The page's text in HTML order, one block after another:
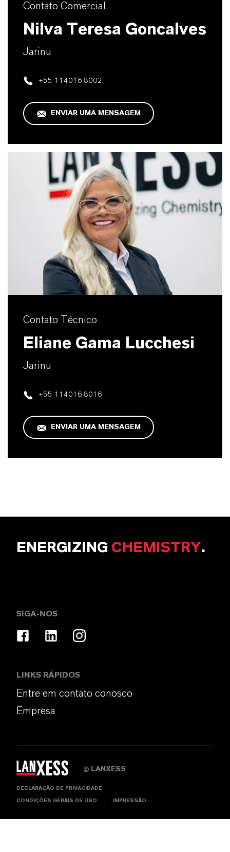
Contato Comercial
Nilva Teresa Goncalves
Jarinu
+55 114016-8002
ENVIAR UMA MENSAGEM
Contato Técnico
Eliane Gama Lucchesi
Jarinu
+55 114016-8016
ENVIAR UMA MENSAGEM
ENERGIZING CHEMISTRY.
SIGA-NOS
LINKS RÁPIDOS
Entre em contato conosco
Empresa
© LANXESS
DECLARAÇÃO DE PRIVACIDADE
CONDIÇÕES GERAIS DE USO IMPRESSÃO